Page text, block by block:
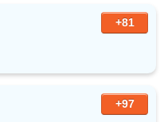
+81
+97